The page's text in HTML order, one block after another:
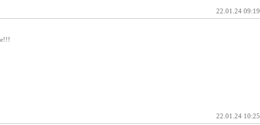
22.01.24 09:19
22.01.24 10:25